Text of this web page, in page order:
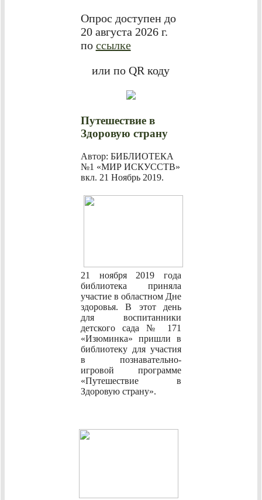
Опрос доступен до
20 августа 2026 г.
по ссылке
или по QR коду
Путешествие в
Здоровую страну
Автор: БИБЛИОТЕКА
№1 «МИР ИСКУССТВ»
вкл. 21 Ноябрь 2019.
21 ноября 2019 года
библиотека приняла
участие в областном Дне
здоровья. В этот день
для воспитанники
детского сада № 171
«Изюминка» пришли в
библиотеку для участия
в познавательно-
игровой программе
«Путешествие в
Здоровую страну».